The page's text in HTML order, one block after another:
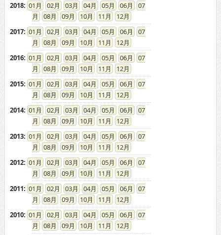
2018: 01 02 03 04 05 06
07
08
09 10 11
12
2017: 01 02 03 04 05 06
07
08
09 10 11
12
2016: 01 02 03 04 05 06
07
08
09 10 11
12
2015: 01 02 03 04 05 06
07
08
09 10 11
12
2014: 01 02 03 04 05 06
07
08
09 10 11
12
2013: 01 02 03 04 05 06
07
08
09 10 11
12
2012: 01 02 03 04 05 06
07
08
09 10 11
12
2011: 01 02 03 04 05 06
07
08
09 10 11
12
2010: 01 02 03 04 05 06
07
08
09 10 11
12